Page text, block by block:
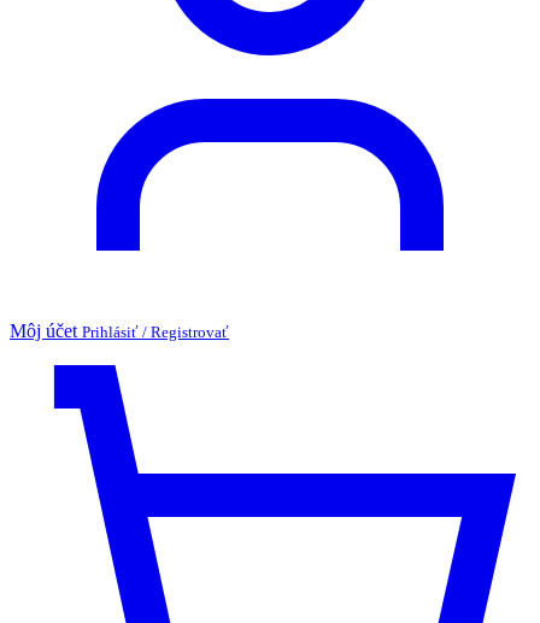
Môj účet Prihlásiť / Registrovať